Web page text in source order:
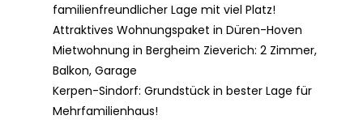
familienfreundlicher Lage mit viel Platz!
Attraktives Wohnungspaket in Düren-Hoven
Mietwohnung in Bergheim Zieverich: 2 Zimmer,
Balkon, Garage
Kerpen-Sindorf: Grundstück in bester Lage für
Mehrfamilienhaus!